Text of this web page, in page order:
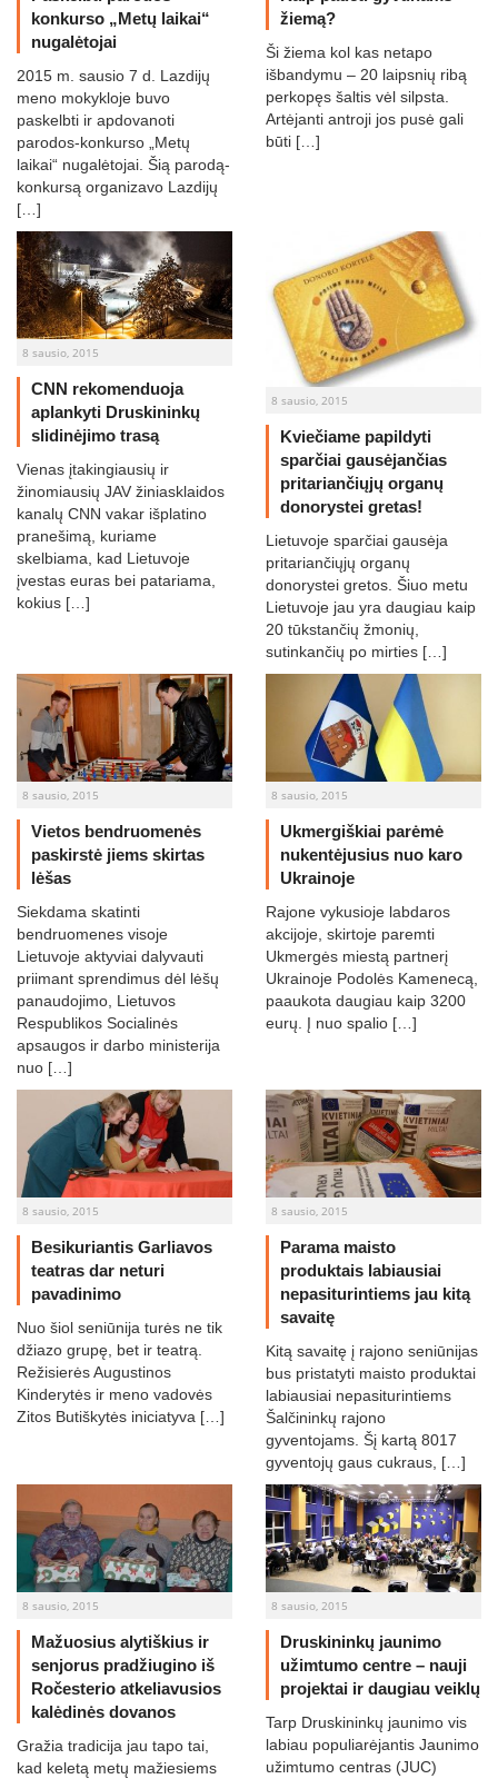
konkurso „Metų laikai“
nugalėtojai
2015 m. sausio 7 d. Lazdijų
meno mokykloje buvo
paskelbti ir apdovanoti
parodos-konkurso „Metų
laikai“ nugalėtojai. Šią parodą-
konkursą organizavo Lazdijų
[…]
žiemą?
Ši žiema kol kas netapo
išbandymu – 20 laipsnių ribą
perkopęs šaltis vėl silpsta.
Artėjanti antroji jos pusė gali
būti […]
8 sausio, 2015
CNN rekomenduoja
aplankyti Druskininkų
slidinėjimo trasą
Vienas įtakingiausių ir
žinomiausių JAV žiniasklaidos
kanalų CNN vakar išplatino
pranešimą, kuriame
skelbiama, kad Lietuvoje
įvestas euras bei patariama,
kokius […]
8 sausio, 2015
Kviečiame papildyti
sparčiai gausėjančias
pritariančiųjų organų
donorystei gretas!
Lietuvoje sparčiai gausėja
pritariančiųjų organų
donorystei gretos. Šiuo metu
Lietuvoje jau yra daugiau kaip
20 tūkstančių žmonių,
sutinkančių po mirties […]
8 sausio, 2015
Vietos bendruomenės
paskirstė jiems skirtas
lėšas
Siekdama skatinti
bendruomenes visoje
Lietuvoje aktyviai dalyvauti
priimant sprendimus dėl lėšų
panaudojimo, Lietuvos
Respublikos Socialinės
apsaugos ir darbo ministerija
nuo […]
8 sausio, 2015
Ukmergiškiai parėmė
nukentėjusius nuo karo
Ukrainoje
Rajone vykusioje labdaros
akcijoje, skirtoje paremti
Ukmergės miestą partnerį
Ukrainoje Podolės Kamenecą,
paaukota daugiau kaip 3200
eurų. Į nuo spalio […]
8 sausio, 2015
Besikuriantis Garliavos
teatras dar neturi
pavadinimo
Nuo šiol seniūnija turės ne tik
džiazo grupę, bet ir teatrą.
Režisierės Augustinos
Kinderytės ir meno vadovės
Zitos Butiškytės iniciatyva […]
8 sausio, 2015
Parama maisto
produktais labiausiai
nepasiturintiems jau kitą
savaitę
Kitą savaitę į rajono seniūnijas
bus pristatyti maisto produktai
labiausiai nepasiturintiems
Šalčininkų rajono
gyventojams. Šį kartą 8017
gyventojų gaus cukraus, […]
8 sausio, 2015
Mažuosius alytiškius ir
senjorus pradžiugino iš
Ročesterio atkeliavusios
kalėdinės dovanos
Gražia tradicija jau tapo tai,
kad keletą metų mažiesiems
8 sausio, 2015
Druskininkų jaunimo
užimtumo centre – nauji
projektai ir daugiau veiklų
Tarp Druskininkų jaunimo vis
labiau populiarėjantis Jaunimo
užimtumo centras (JUC)